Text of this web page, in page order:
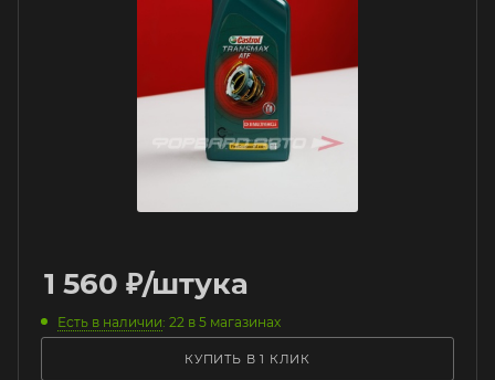
1 560 ₽/штука
Есть в наличии: 22 в 5 магазинах
КУПИТЬ В 1 КЛИК